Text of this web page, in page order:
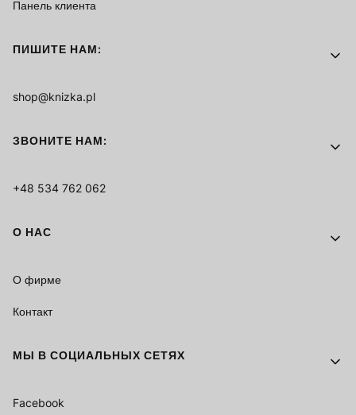
Панель клиента
ПИШИТЕ НАМ:
shop@knizka.pl
ЗВОНИТЕ НАМ:
+48 534 762 062
О НАС
О фирме
Контакт
МЫ В СОЦИАЛЬНЫХ СЕТЯХ
Facebook